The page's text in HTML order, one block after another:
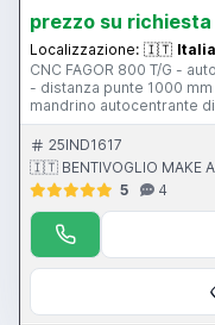
prezzo su richiesta
Localizzazione: 🇮🇹 Italia
CNC FAGOR 800 T/G -
- distanza punte 1000
mandrino autocentrante
torretta multifiix di
carro - lunetta -
portellone scorrevole
25IND1617
🇮🇹 BENTIVOGLIO MAKE
5
4